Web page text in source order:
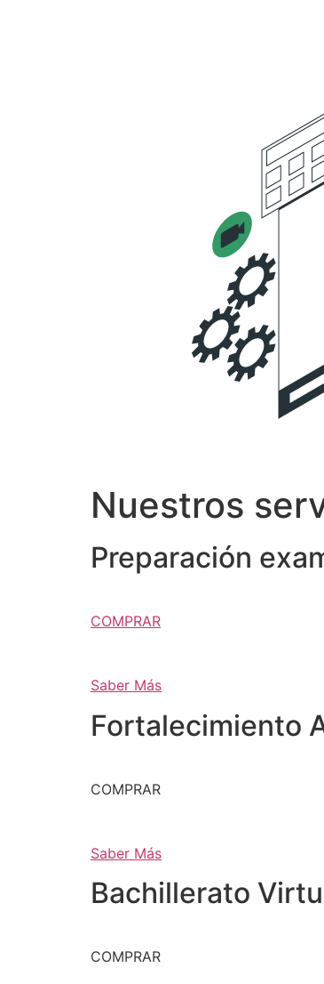
Nuestros
Preparación
COMPRAR
Saber Más
Fortalecimiento
COMPRAR
Saber Más
Bachillerato
COMPRAR